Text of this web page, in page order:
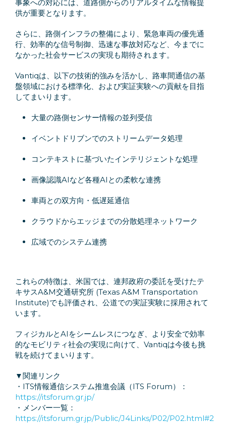
事象への対応には、道路側からのリアルタイムな情報提
供が重要となります。
さらに、路側インフラの整備により、緊急車両の優先通
行、効率的な信号制御、迅速な事故対応など、今までに
なかった社会サービスの実現も期待されます。
Vantiqは、以下の技術的強みを活かし、路車間通信の基
盤領域における標準化、および実証実験への貢献を目指
してまいります。
大量の路側センサー情報の並列受信
イベントドリブンでのストリームデータ処理
コンテキストに基づいたインテリジェントな処理
画像認識AIなど各種AIとの柔軟な連携
車両との双方向・低遅延通信
クラウドからエッジまでの分散処理ネットワーク
広域でのシステム連携
これらの特徴は、米国では、連邦政府の委託を受けたテ
キサスA&M交通研究所 (Texas A&M Transportation
Institute)でも評価され、公道での実証実験に採用されて
います。
フィジカルとAIをシームレスにつなぎ、より安全で効率
的なモビリティ社会の実現に向けて、Vantiqは今後も挑
戦を続けてまいります。
▼関連リンク
・ITS情報通信システム推進会議（ITS Forum）：
https://itsforum.gr.jp/
・メンバー一覧：
https://itsforum.gr.jp/Public/J4Links/P02/P02.html#2